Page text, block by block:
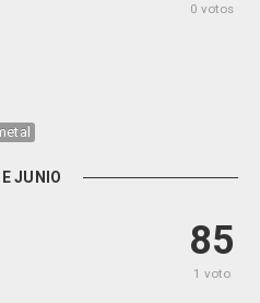
0 votos
JUNIO
85
1 voto